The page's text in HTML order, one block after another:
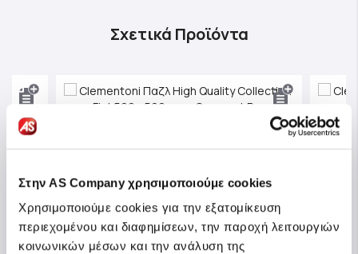
Στην AS Company χρησιμοποιούμε cookies
Χρησιμοποιούμε cookies για την εξατομίκευση
περιεχομένου και διαφημίσεων, την παροχή λειτουργιών
κοινωνικών μέσων και την ανάλυση της
Σχετικά Προϊόντα